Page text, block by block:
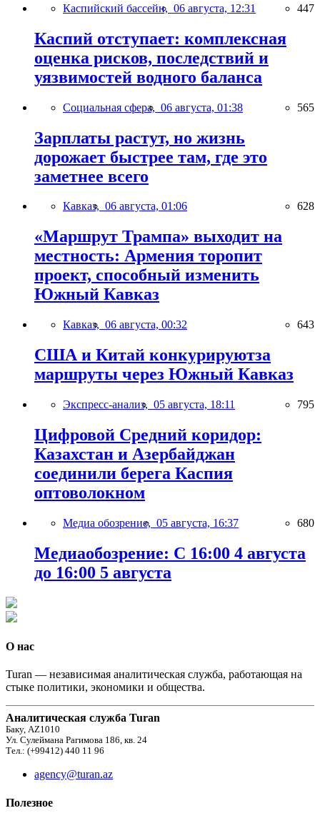
Каспийский бассейн, 06 августа, 12:31 447
Каспий отступает: комплексная
оценка рисков, последствий и
уязвимостей водного баланса
Социальная сфера, 06 августа, 01:38 565
Зарплаты растут, но жизнь
дорожает быстрее там, где это
заметнее всего
Кавказ, 06 августа, 01:06 628
«Маршрут Трампа» выходит на
местность: Армения торопит
проект, способный изменить
Южный Кавказ
Кавказ, 06 августа, 00:32 643
США и Китай конкурируютза
маршруты через Южный Кавказ
Экспресс-анализ, 05 августа, 18:11 795
Цифровой Средний коридор:
Казахстан и Азербайджан
соединили берега Каспия
оптоволокном
Медиа обозрение, 05 августа, 16:37 680
Медиаобозрение: С 16:00 4 августа
до 16:00 5 августа
О нас
Turan — независимая аналитическая служба, работающая на
стыке политики, экономики и общества.
Аналитическая служба Turan
Баку, AZ1010
Ул. Сулеймана Рагимова 186, кв. 24
Тел.: (+99412) 440 11 96
agency@turan.az
Полезное